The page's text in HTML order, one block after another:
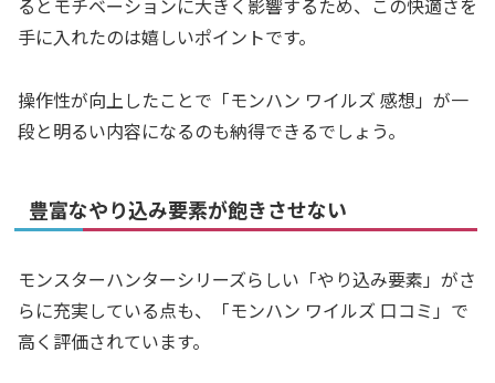
るとモチベーションに大きく影響するため、この快適さを
手に入れたのは嬉しいポイントです。
操作性が向上したことで「モンハン ワイルズ 感想」が一
段と明るい内容になるのも納得できるでしょう。
豊富なやり込み要素が飽きさせない
モンスターハンターシリーズらしい「やり込み要素」がさ
らに充実している点も、「モンハン ワイルズ 口コミ」で
高く評価されています。